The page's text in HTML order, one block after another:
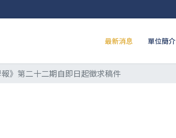
最新消息 單位簡介
》第二十二期自即日起徵求稿件